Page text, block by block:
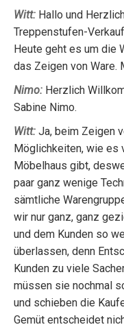
Witt: Hallo und
Treppenstufen-
Heute geht es um die
das Zeigen von Ware.
Nimo: Herzlich
Sabine Nimo.
Witt: Ja, beim Zeigen
Möglichkeiten, wie es
Möbelhaus gibt,
paar ganz wenige
sämtliche
wir nur ganz, ganz
und dem Kunden so
überlassen, denn
Kunden zu viele
müssen sie nochmal
und schieben die
Gemüt entscheidet